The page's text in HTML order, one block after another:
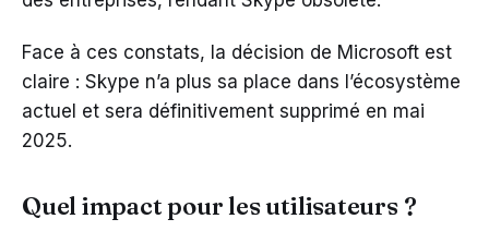
Face à ces constats, la décision de Microsoft est
claire : Skype n’a plus sa place dans l’écosystème
actuel et sera définitivement supprimé en mai
2025.
Quel impact pour les utilisateurs ?